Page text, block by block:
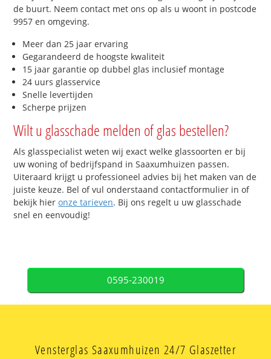
de buurt. Neem contact met ons op als u woont in postcode
9957 en omgeving.
Meer dan 25 jaar ervaring
Gegarandeerd de hoogste kwaliteit
15 jaar garantie op dubbel glas inclusief montage
24 uurs glasservice
Snelle levertijden
Scherpe prijzen
Wilt u glasschade melden of glas bestellen?
Als glasspecialist weten wij exact welke glassoorten er bij
uw woning of bedrijfspand in Saaxumhuizen passen.
Uiteraard krijgt u professioneel advies bij het maken van de
juiste keuze. Bel of vul onderstaand contactformulier in of
bekijk hieronze tarieven. Bij ons regelt u uw glasschade
snel en eenvoudig!
0595-230019
Vensterglas Saaxumhuizen 24/7 Glaszetter